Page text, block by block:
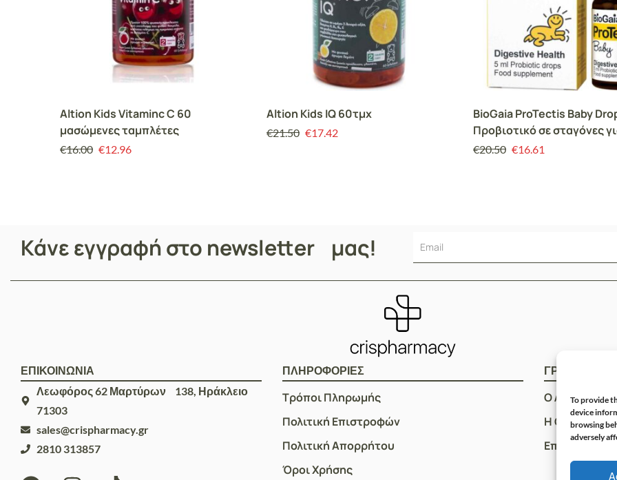
To provide
device
browsing
adversely
Altion Kids Vitaminc C 60
μασώμενες ταμπλέτες
€16.00 €12.96
Altion Kids IQ 60τμχ
€21.50 €17.42
BioGaia ProTectis Baby
Προβιοτικό σε σταγόνες
Αντιμετώπιση των Κολικών
€20.50 €16.61
Κάνε εγγραφή στο newsletter μας!
ΕΠΙΚΟΙΝΩΝΙΑ
Λεωφόρος 62 Μαρτύρων 138, Ηράκλειο
71303
sales@crispharmacy.gr
2810 313857
ΠΛΗΡΟΦΟΡΙΕΣ
Τρόποι Πληρωμής
Πολιτική Επιστροφών
Πολιτική Απορρήτου
Όροι Χρήσης
ΓΡΗΓΟΡOI
Ο
Η Ομάδα μας
Επικοινωνία